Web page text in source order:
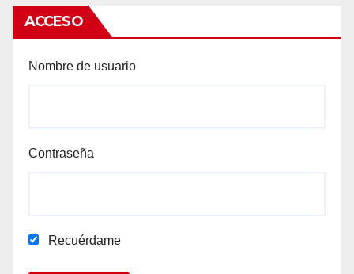
ACCESO
Nombre de usuario
Contraseña
Recuérdame